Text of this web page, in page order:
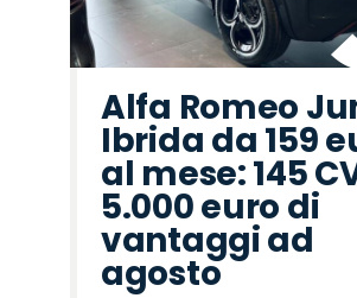
Alfa Romeo
Ibrida da 159
al mese: 145
5.000 euro di
vantaggi ad
agosto